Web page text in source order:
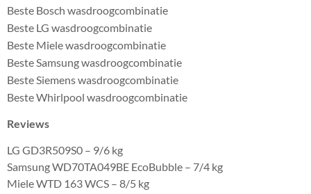
Beste Bosch wasdroogcombinatie
Beste LG wasdroogcombinatie
Beste Miele wasdroogcombinatie
Beste Samsung wasdroogcombinatie
Beste Siemens wasdroogcombinatie
Beste Whirlpool wasdroogcombinatie
Reviews
LG GD3R509S0 – 9/6 kg
Samsung WD70TA049BE EcoBubble – 7/4 kg
Miele WTD 163 WCS – 8/5 kg